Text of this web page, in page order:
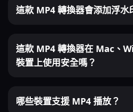
這款 MP4 轉換器會添加浮水
這款 MP4 轉換器在 Mac、
裝置上使用安全嗎？
哪些裝置支援 MP4 播放？